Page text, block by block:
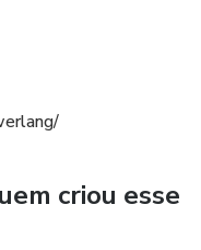
criou esse